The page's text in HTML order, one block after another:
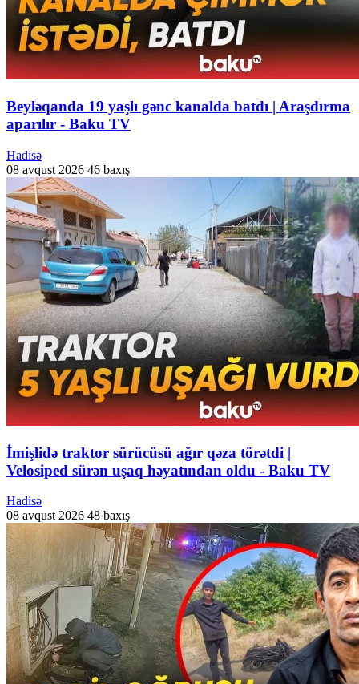
Beyləqanda 19 yaşlı gənc kanalda batdı | Araşdırma
aparılır - Baku TV
Hadisə
08 avqust 2026 46 baxış
İmişlidə traktor sürücüsü ağır qəza törətdi |
Velosiped sürən uşaq həyatından oldu - Baku TV
Hadisə
08 avqust 2026 48 baxış